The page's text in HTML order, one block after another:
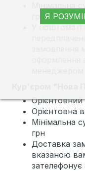
У
Орієнтовний
Орієнтовна
Мінімальна
грн
Доставка
вказаною
Я